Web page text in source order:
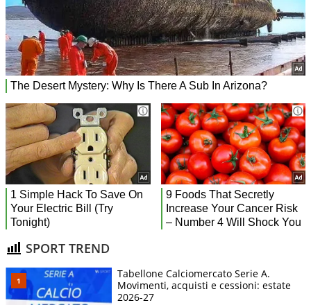
SPORT TREND
Tabellone Calciomercato Serie A.
Movimenti, acquisti e cessioni: estate
2026-27